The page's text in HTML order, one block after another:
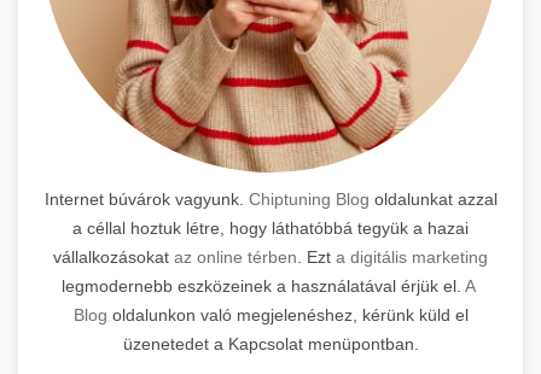
Internet búvárok vagyunk. Chiptuning Blog oldalunkat azzal
a céllal hoztuk létre, hogy láthatóbbá tegyük a hazai
vállalkozásokat az online térben . Ezt a digitális marketing
legmodernebb eszközeinek a használatával érjük el. A
Blog oldalunkon való megjelenéshez, kérünk küld el
üzenetedet a Kapcsolat menüpontban.